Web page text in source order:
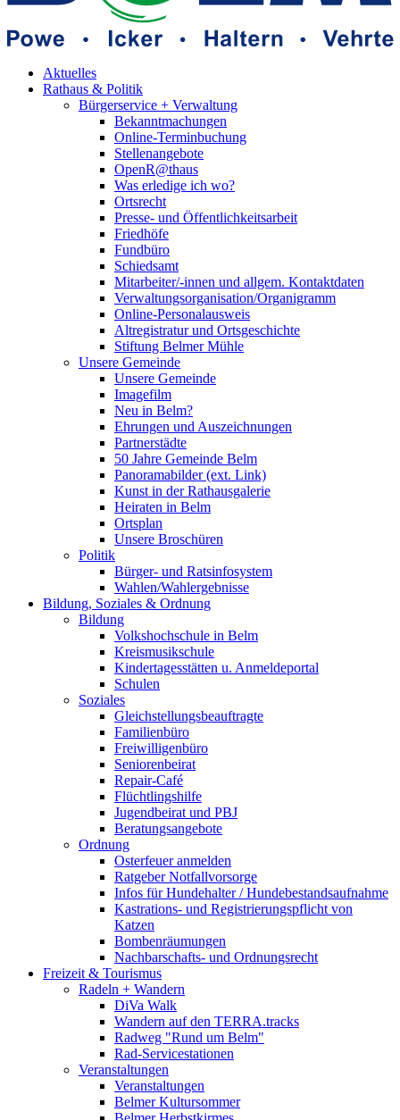
Aktuelles
Rathaus & Politik
Bürgerservice + Verwaltung
Bekanntmachungen
Online-Terminbuchung
Stellenangebote
OpenR@thaus
Was erledige ich wo?
Ortsrecht
Presse- und Öffentlichkeitsarbeit
Friedhöfe
Fundbüro
Schiedsamt
Mitarbeiter/-innen und allgem. Kontaktdaten
Verwaltungsorganisation/Organigramm
Online-Personalausweis
Altregistratur und Ortsgeschichte
Stiftung Belmer Mühle
Unsere Gemeinde
Unsere Gemeinde
Imagefilm
Neu in Belm?
Ehrungen und Auszeichnungen
Partnerstädte
50 Jahre Gemeinde Belm
Panoramabilder (ext. Link)
Kunst in der Rathausgalerie
Heiraten in Belm
Ortsplan
Unsere Broschüren
Politik
Bürger- und Ratsinfosystem
Wahlen/Wahlergebnisse
Bildung, Soziales & Ordnung
Bildung
Volkshochschule in Belm
Kreismusikschule
Kindertagesstätten u. Anmeldeportal
Schulen
Soziales
Gleichstellungsbeauftragte
Familienbüro
Freiwilligenbüro
Seniorenbeirat
Repair-Café
Flüchtlingshilfe
Jugendbeirat und PBJ
Beratungsangebote
Ordnung
Osterfeuer anmelden
Ratgeber Notfallvorsorge
Infos für Hundehalter / Hundebestandsaufnahme
Kastrations- und Registrierungspflicht von
Katzen
Bombenräumungen
Nachbarschafts- und Ordnungsrecht
Freizeit & Tourismus
Radeln + Wandern
DiVa Walk
Wandern auf den TERRA.tracks
Radweg "Rund um Belm"
Rad-Servicestationen
Veranstaltungen
Veranstaltungen
Belmer Kultursommer